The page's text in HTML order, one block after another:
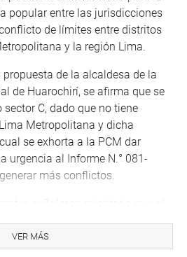
popular entre las jurisdicciones
de límites entre distritos
y la región Lima.
de la alcaldesa de la
de Huarochirí, se afirma que se
C, dado que no tiene
Metropolitana y dicha
se exhorta a la PCM dar
urgencia al Informe N.° 081-
más conflictos.
decisiones en relación a la
nueva provincia se mantenga la
VER MÁS